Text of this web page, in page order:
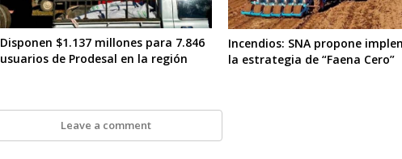
Disponen $1.137 millones para 7.846
usuarios de Prodesal en la región
Incendios: SNA propone
la estrategia de “Faena Cero”
Leave a comment